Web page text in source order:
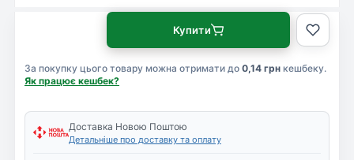
За покупку цього товару можна отримати до 0,14 грн кешбеку.
Як працює кешбек?
Купити
Доставка Новою Поштою
Детальніше про доставку та оплату